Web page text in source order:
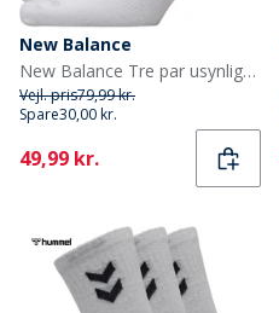
New Balance
New Balance Tre par usynlige strømper Hvid
Vejl. pris79,99 kr.
Spare30,00 kr.
Current
49,99 kr.